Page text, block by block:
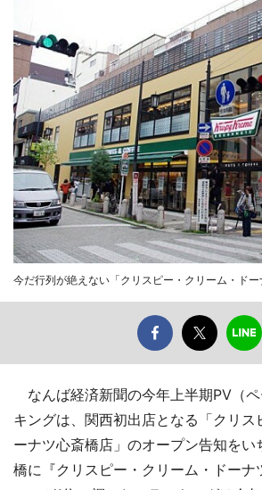
今だ行列が絶えない「クリスピー・クリーム・ドー
なんば経済新聞の今年上半期PV（
キングは、関西初出店となる「クリス
ーナツ心斎橋店」のオープン告知をい
橋に『クリスピー・クリーム・ドーナ